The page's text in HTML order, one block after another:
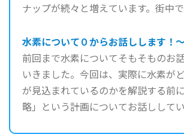
ナップが続々と増えています。街中
水素について０からお話しします！
前回まで水素についてそもそものお
いきました。今回は、実際に水素が
が見込まれているのかを解説する前
略」という計画についてお話しして